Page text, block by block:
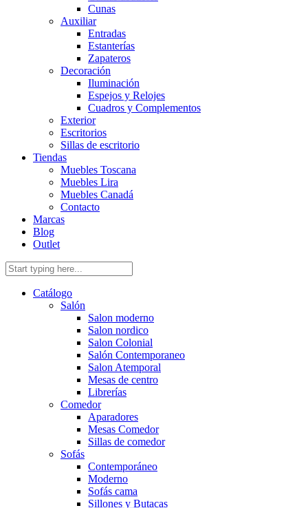
Cunas
Auxiliar
Entradas
Estanterías
Zapateros
Decoración
Iluminación
Espejos y Relojes
Cuadros y Complementos
Exterior
Escritorios
Sillas de escritorio
Tiendas
Muebles Toscana
Muebles Lira
Muebles Canadá
Contacto
Marcas
Blog
Outlet
Catálogo
Salón
Salon moderno
Salon nordico
Salon Colonial
Salón Contemporaneo
Salon Atemporal
Mesas de centro
Librerías
Comedor
Aparadores
Mesas Comedor
Sillas de comedor
Sofás
Contemporáneo
Moderno
Sofás cama
Sillones y Butacas